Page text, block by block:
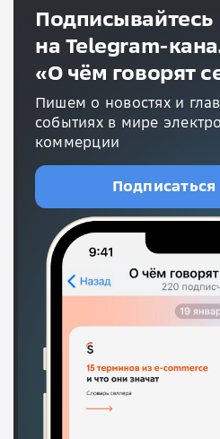
Подписывайтесь
на Telegram-
«О чём говорят
Пишем о новостях и
событиях в мире
коммерции
Подписаться